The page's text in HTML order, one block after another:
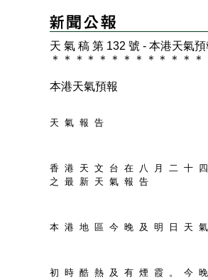
天 氣 稿 第 132 號 - 本港天氣
＊
＊ ＊ ＊ ＊ ＊ ＊ ＊ ＊ ＊ ＊ ＊ ＊
本港天氣預報
天 氣 報 告
香 港 天 文 台 在 八 月 二 十
之 最 新 天 氣 報 告
本 港 地 區 今 晚 及 明 日 天
初 時 酷 熱 及 有 煙 霞 。 今